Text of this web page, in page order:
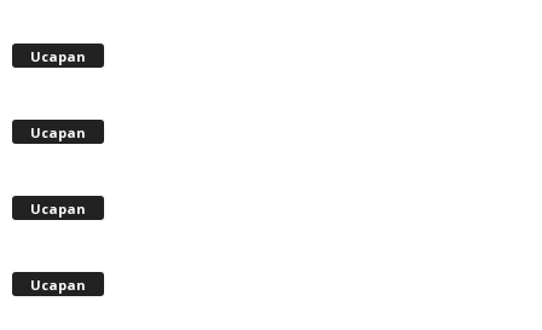
Ucapan
Ucapan
Ucapan
Ucapan